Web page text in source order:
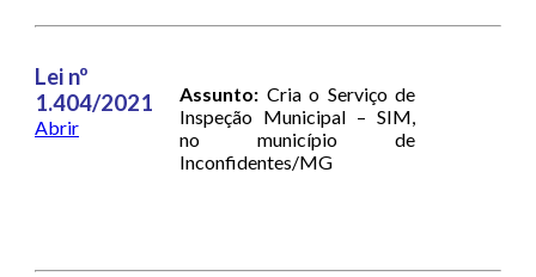
Lei nº
1.404/2021
Abrir
Assunto: Cria o Serviço de
Inspeção Municipal – SIM,
no município de
Inconfidentes/MG